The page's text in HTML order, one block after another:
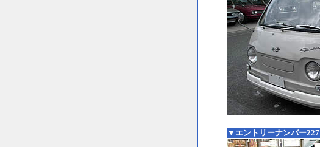
▼エントリーナンバー227